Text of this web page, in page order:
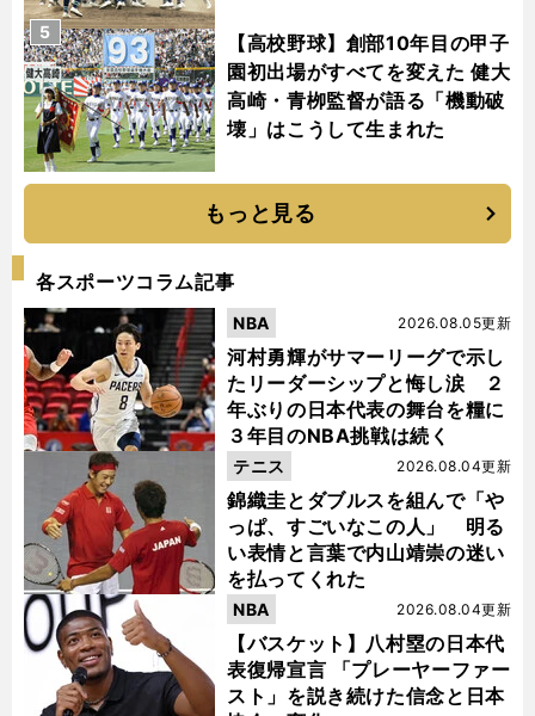
【高校野球】創部10年目の甲子
園初出場がすべてを変えた 健大
高崎・青栁監督が語る「機動破
壊」はこうして生まれた
5
もっと見る
各スポーツコラム記事
河村勇輝がサマーリーグで示し
たリーダーシップと悔し涙 ２
年ぶりの日本代表の舞台を糧に
３年目のNBA挑戦は続く
2026.08.05更新
NBA
錦織圭とダブルスを組んで「や
っぱ、すごいなこの人」 明る
い表情と言葉で内山靖崇の迷い
を払ってくれた
2026.08.04更新
テニス
【バスケット】八村塁の日本代
表復帰宣言 「プレーヤーファー
スト」を説き続けた信念と日本
2026.08.04更新
NBA